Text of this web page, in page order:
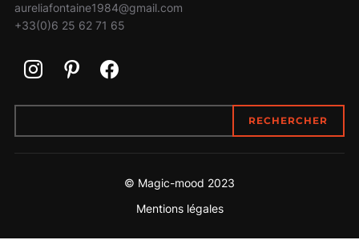
aureliafontaine1984@gmail.com
+33(0)6 25 62 71 65
RECHERCHER
© Magic-mood 2023
Mentions légales